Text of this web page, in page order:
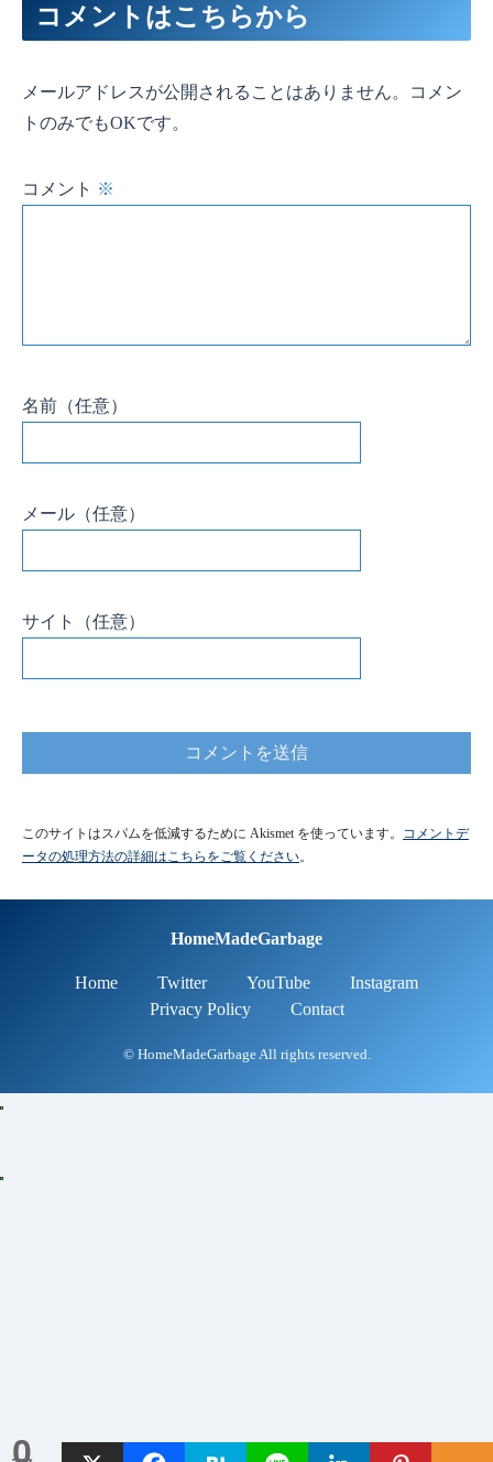
0
コメントはこちらから
メールアドレスが公開されることはありません。コメン
トのみでもOKです。
コメント ※
名前 （任意）
メール （任意）
サイト （任意）
このサイトはスパムを低減するために Akismet を使っています。 コメントデ
ータの処理方法の詳細はこちらをご覧ください。
HomeMadeGarbage
Home Twitter YouTube
Instagram
Privacy Policy
Contact
© HomeMadeGarbage All rights reserved.